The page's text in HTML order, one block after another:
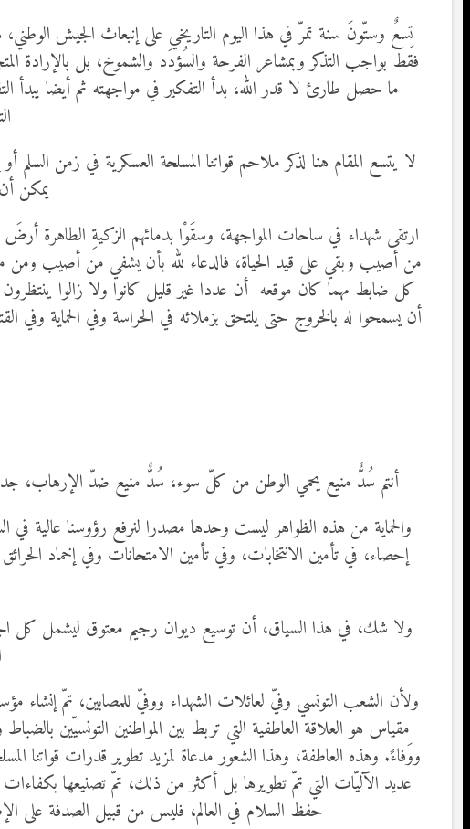
تِسعٌ وستّونَ سنة تمرّ في هذا اليوم التاريخي على إنبعاث الجيش
فقط بواجب التذكر وبمشاعر الفرحة والسُؤدَد والشموخ، بل بالإرادة
ما حصل طارئ لا قدر الله، بدأ التفكير في مواجهته ثم أيضا
لا يتسع المقام هنا لذكر ملاحم قواتنا المسلحة العسكرية في زمن
يمكن
ارتقى شهداء في ساحات المواجهة، وسقَوْا بدمائهم الزكيةِ الطاهرة أرضَ
من أصيب وبقي على قيد الحياة، فالدعاء لله بأن يشفي من أصيب
كل ضابط مهما كان موقعه أن عددا غير قليل كانوا ولا زالوا
أن يسمحوا له بالخروج حتى يلتحق بزملائه في الحراسة وفي الحماية وفي
أنتم سُدٌّ منيع يحمي الوطن من كلّ سوء، سُدٌّ منيع ضدّ الإرهاب،
والحماية من هذه الظواهر ليست وحدها مصدرا لنرفع رؤوسنا عالية
إحصاء، في تأمين الانتخابات، وفي تأمين الامتحانات وفي إخماد
ولا شك، في هذا السياق، أن توسيع ديوان رجيم معتوق ليشمل كل
ولأن الشعب التونسي وفيّ لعائلات الشهداء ووفيّ للمصابين، تمّ إنشاء
مقياس هو العلاقة العاطفية التي تربط بين المواطنين التونسيّين
ووَفاءً. وهذه العاطفة، وهذا الشعور مدعاة لمزيد تطوير قدرات قواتنا
عديد الآليّات التي تمّ تطويرها بل أكثر من ذلك، تمّ تصنيعها
حفظ السلام في العالم، فليس من قبيل الصدفة على